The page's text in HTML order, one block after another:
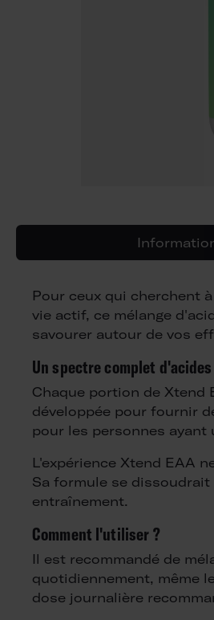
Pour ceux qui cherchent
vie actif, ce mélange
savourer autour de vos
Un spectre complet
Chaque portion de Xtend
développée pour fournir
pour les personnes ayant
L'expérience Xtend EAA
Sa formule se
entraînement.
Comment l'utiliser ?
Il est recommandé de
quotidiennement, même
dose journalière